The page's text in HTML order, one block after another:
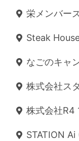
栄メンバー
Steak
なごのキャ
株式会社ス
株式会社R4
STATION